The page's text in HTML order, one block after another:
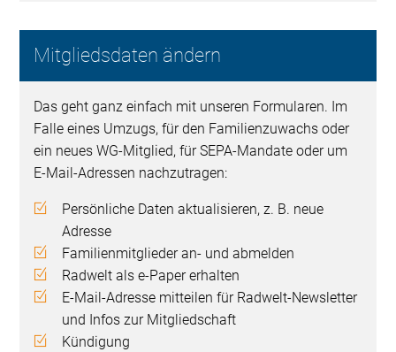
Mitgliedsdaten ändern
Das geht ganz einfach mit unseren Formularen. Im
Falle eines Umzugs, für den Familienzuwachs oder
ein neues WG-Mitglied, für SEPA-Mandate oder um
E-Mail-Adressen nachzutragen:
Persönliche Daten aktualisieren, z. B. neue
Adresse
Familienmitglieder an- und abmelden
Radwelt als e-Paper erhalten
E-Mail-Adresse mitteilen für Radwelt-Newsletter
und Infos zur Mitgliedschaft
Kündigung